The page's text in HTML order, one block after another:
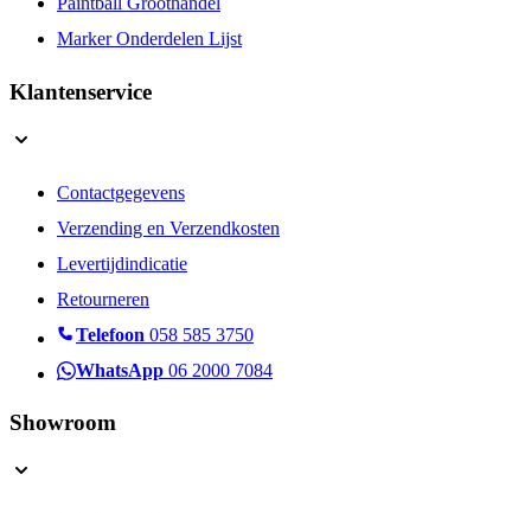
Marker Onderdelen Lijst
Klantenservice
Contactgegevens
Verzending en Verzendkosten
Levertijdindicatie
Retourneren
Telefoon 058 585 3750
WhatsApp 06 2000 7084
Showroom